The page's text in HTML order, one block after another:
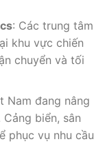
: Các trung tâm
khu vực chiến
chuyển và tối
Nam đang nâng
biển, sân
phục vụ nhu cầu